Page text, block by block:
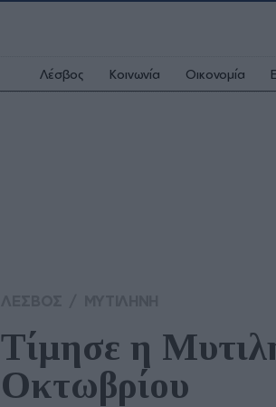
Λέσβος Κοινωνία Οικονομία
Τίμησε η
Οκτωβρίου